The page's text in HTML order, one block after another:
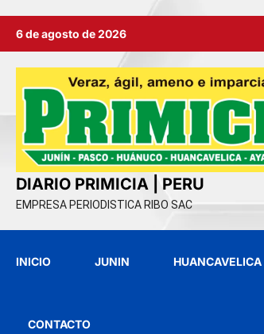
6 de agosto de 2026
DIARIO PRIMICIA | PERU
EMPRESA PERIODISTICA RIBO SAC
INICIO JUNIN HUANCAVELICA
CONTACTO